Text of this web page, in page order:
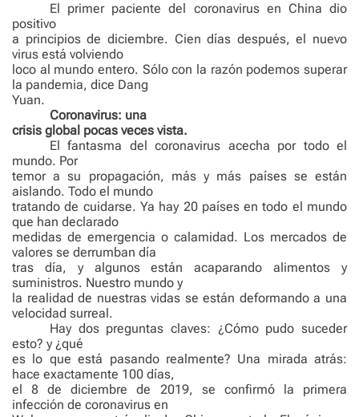
El primer paciente del coronavirus en China dio
positivo
a principios de diciembre. Cien días después, el nuevo
virus está volviendo
loco al mundo entero. Sólo con la razón podemos superar
la pandemia, dice Dang
Yuan.
Coronavirus: una
crisis global pocas veces vista.
El fantasma del coronavirus acecha por todo el
mundo. Por
temor a su propagación, más y más países se están
aislando. Todo el mundo
tratando de cuidarse. Ya hay 20 países en todo el mundo
que han declarado
medidas de emergencia o calamidad. Los mercados de
valores se derrumban día
tras día, y algunos están acaparando alimentos y
suministros. Nuestro mundo y
la realidad de nuestras vidas se están deformando a una
velocidad surreal.
Hay dos preguntas claves: ¿Cómo pudo suceder
esto? y ¿qué
es lo que está pasando realmente? Una mirada atrás:
hace exactamente 100 días,
el 8 de diciembre de 2019, se confirmó la primera
infección de coronavirus en